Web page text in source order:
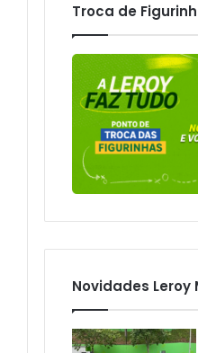
Troca de
Novidades Leroy